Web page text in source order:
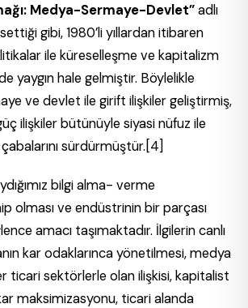
Medya-Sermaye-Devlet”adlı
gibi, 1980’li yıllardan itibaren
ile küreselleşme ve kapitalizm
yaygın hale gelmiştir. Böylelikle
ve devlet ile girift ilişkiler geliştirmiş,
ilişkiler bütünüyle siyasi nüfuz ile
sürdürmüştür.[4]
bilgi alma- verme
olması ve endüstrinin bir parçası
amacı taşımaktadır. İlgilerin canlı
kar odaklarınca yönetilmesi, medya
ticari sektörlerle olan ilişkisi, kapitalist
maksimizasyonu, ticari alanda